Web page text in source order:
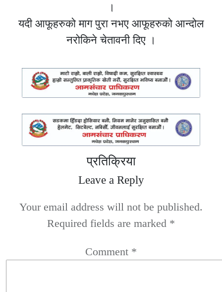
।
यदी आफूहरुको माग पुरा नभए आफूहरुको आन्दोल
नरोकिने चेतावनी दिए ।
प्रतिक्रिया
Leave a Reply
Your email address will not be published.
Required fields are marked *
Comment *